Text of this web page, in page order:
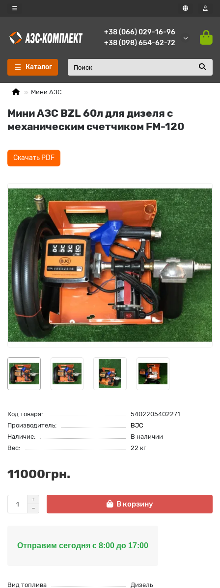
+38 (066) 029-16-96
+38 (098) 654-62-72
Каталог
Мини АЗС
Мини АЗС BZL 60л для дизеля с
механическим счетчиком FM-120
Скачать PDF
Код товара:
5402205402271
Производитель:
BJC
Наличие:
В наличии
Вес:
22 кг
11000грн.
В корзину
Отправим сегодня с 8:00 до 17:00
Вид топлива
Дизель